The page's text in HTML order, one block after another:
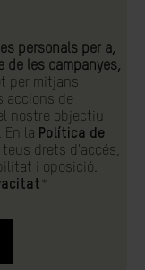
personals per a,
de les campanyes,
per mitjans
accions de
nostre objectiu
la Política de
drets d'accés,
i oposició.
*